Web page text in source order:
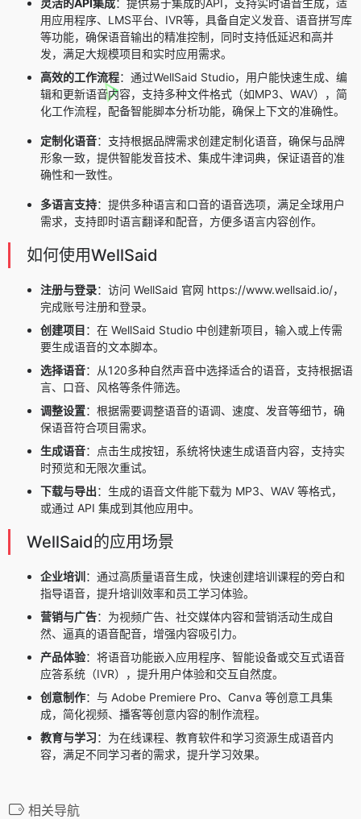
用应用程序、LMS平台、IVR等，具备自定义发音、语音拼写库
等功能，确保语音输出的精准控制，同时支持低延迟和高并
发，满足大规模项目和实时应用需求。
高效的工作流程：通过WellSaid Studio，用户能快速生成、编
辑和更新语音内容，支持多种文件格式（如MP3、WAV），简
化工作流程，配备智能脚本分析功能，确保上下文的准确性。
定制化语音：支持根据品牌需求创建定制化语音，确保与品牌
形象一致，提供智能发音技术、集成牛津词典，保证语音的准
确性和一致性。
多语言支持：提供多种语言和口音的语音选项，满足全球用户
需求，支持即时语言翻译和配音，方便多语言内容创作。
如何使用WellSaid
注册与登录：访问 WellSaid 官网 https://www.wellsaid.io/，
完成账号注册和登录。
创建项目：在 WellSaid Studio 中创建新项目，输入或上传需
要生成语音的文本脚本。
选择语音：从120多种自然声音中选择适合的语音，支持根据语
言、口音、风格等条件筛选。
调整设置：根据需要调整语音的语调、速度、发音等细节，确
保语音符合项目需求。
生成语音：点击生成按钮，系统将快速生成语音内容，支持实
时预览和无限次重试。
下载与导出：生成的语音文件能下载为 MP3、WAV 等格式，
或通过 API 集成到其他应用中。
WellSaid的应用场景
企业培训 ：通过高质量语音生成，快速创建培训课程的旁白和
指导语音，提升培训效率和员工学习体验。
营销与广告：为视频广告、社交媒体内容和营销活动生成自
然、逼真的语音配音，增强内容吸引力。
产品体验：将语音功能嵌入应用程序、智能设备或交互式语音
应答系统（IVR），提升用户体验和交互自然度。
创意制作：与 Adobe Premiere Pro、Canva 等创意工具集
成，简化视频、播客等创意内容的制作流程。
教育与学习：为在线课程、教育软件和学习资源生成语音内
容，满足不同学习者的需求，提升学习效果。
相关导航